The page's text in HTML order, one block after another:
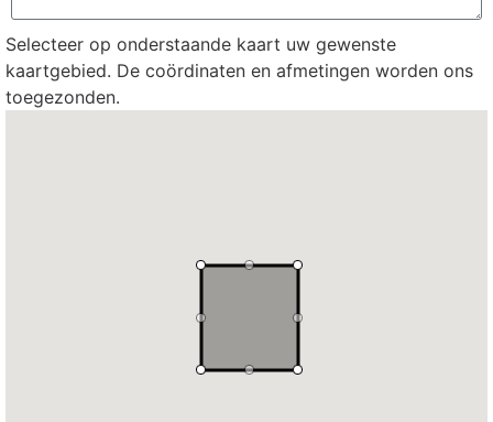
Selecteer op onderstaande kaart uw gewenste
kaartgebied. De coördinaten en afmetingen worden ons
toegezonden.